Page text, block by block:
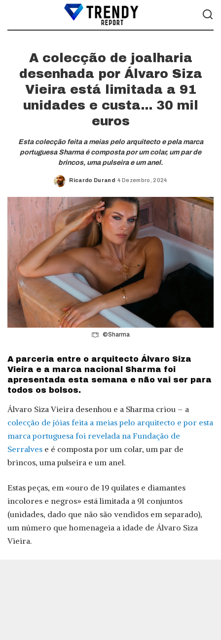
A colecção de joalharia
desenhada por Álvaro Siza
Vieira está limitada a 91
unidades e custa… 30 mil
euros
Esta colecção feita a meias pelo arquitecto e pela marca
portuguesa Sharma é composta por um colar, um par de
brincos, uma pulseira e um anel.
Posted
Ricardo Durand 4 Dezembro, 2024
©Sharma
A parceria entre o arquitecto Álvaro Siza
Vieira e a marca nacional Sharma foi
apresentada esta semana e não vai ser para
todos os bolsos.
Álvaro Siza Vieira desenhou e a Sharma criou – a
colecção de jóias feita a meias pelo arquitecto e por esta
marca portuguesa foi revelada na Fundação de
Serralves e é composta por um colar, um par de
brincos, uma pulseira e um anel.
Estas peças, em «ouro de 19 quilates e diamantes
incolores e negros» está limitada a 91 conjuntos
(unidades, dado que não são vendidos em separado),
um número que homenageia a idade de Álvaro Siza
Vieira.